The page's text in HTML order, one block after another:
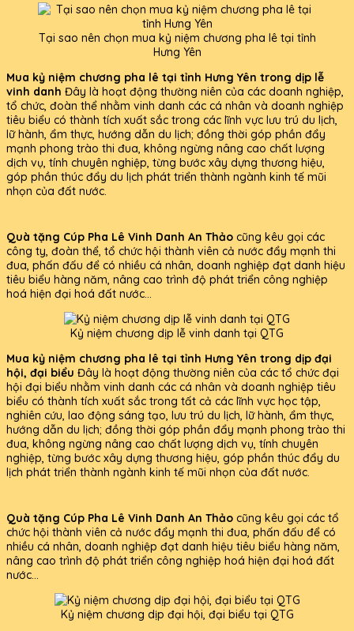
Tại sao nên chọn mua kỷ niệm chương pha lê tại tỉnh
Hưng Yên
Mua kỷ niệm chương pha lê tại tỉnh Hưng Yên trong dịp lễ
vinh danh Đây là hoạt động thường niên của các doanh nghiệp,
tổ chức, đoàn thể nhằm vinh danh các cá nhân và doanh nghiệp
tiêu biểu có thành tích xuất sắc trong các lĩnh vực lưu trú du lịch,
lữ hành, ẩm thực, hướng dẫn du lịch; đồng thời góp phần đẩy
mạnh phong trào thi đua, không ngừng nâng cao chất lượng
dịch vụ, tính chuyên nghiệp, từng bước xây dựng thương hiệu,
góp phần thúc đẩy du lịch phát triển thành ngành kinh tế mũi
nhọn của đất nước.
Quà tặng Cúp Pha Lê Vinh Danh An Thảo cũng kêu gọi các
công ty, đoàn thể, tổ chức hội thành viên cả nước đẩy mạnh thi
đua, phấn đấu để có nhiều cá nhân, doanh nghiệp đạt danh hiệu
tiêu biểu hàng năm, nâng cao trình độ phát triển công nghiệp
hoá hiện đại hoá đất nước...
Kỷ niệm chương dịp lễ vinh danh tại QTG
Mua kỷ niệm chương pha lê tại tỉnh Hưng Yên trong dịp đại
hội, đại biểu Đây là hoạt động thường niên của các tổ chức đại
hội đại biểu nhằm vinh danh các cá nhân và doanh nghiệp tiêu
biểu có thành tích xuất sắc trong tất cả các lĩnh vực học tập,
nghiên cứu, lao động sáng tạo, lưu trú du lịch, lữ hành, ẩm thực,
hướng dẫn du lịch; đồng thời góp phần đẩy mạnh phong trào thi
đua, không ngừng nâng cao chất lượng dịch vụ, tính chuyên
nghiệp, từng bước xây dựng thương hiệu, góp phần thúc đẩy du
lịch phát triển thành ngành kinh tế mũi nhọn của đất nước.
Quà tặng Cúp Pha Lê Vinh Danh An Thảo cũng kêu gọi các tổ
chức hội thành viên cả nước đẩy mạnh thi đua, phấn đấu để có
nhiều cá nhân, doanh nghiệp đạt danh hiệu tiêu biểu hàng năm,
nâng cao trình độ phát triển công nghiệp hoá hiện đại hoá đất
nước...
Kỷ niệm chương dịp đại hội, đại biểu tại QTG